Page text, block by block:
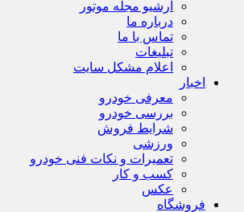
آرشیو مجله موتور
درباره ما
تماس با ما
تبلیغات
اعلام مشکل سایت
اخبار
معرفی خودرو
بررسی خودرو
شرایط فروش
ورزشی
تعمیرات و نکات فنی خودرو
کسب و کار
عکس
فروشگاه